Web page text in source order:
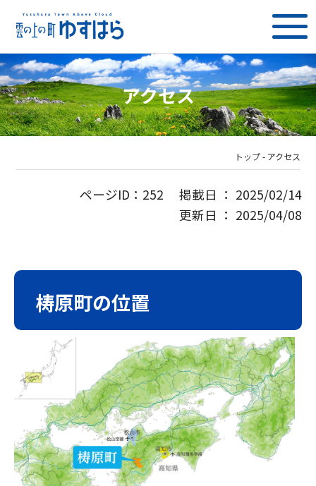
アクセス
トップ- アクセス
ページID：252 掲載日 ： 2025/02/14
更新日 ： 2025/04/08
梼原町の位置